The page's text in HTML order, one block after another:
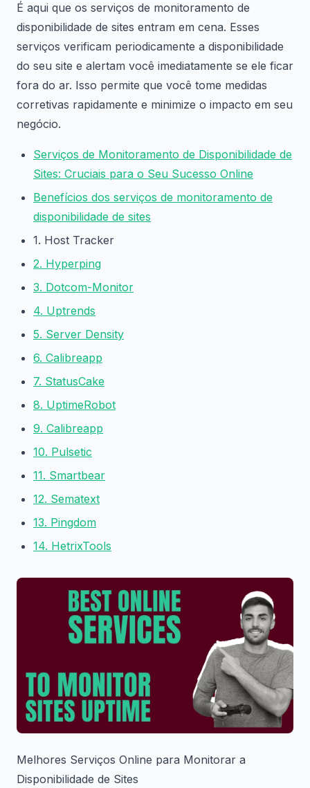
É aqui que os serviços de monitoramento de
disponibilidade de sites entram em cena. Esses
serviços verificam periodicamente a disponibilidade
do seu site e alertam você imediatamente se ele ficar
fora do ar. Isso permite que você tome medidas
corretivas rapidamente e minimize o impacto em seu
negócio.
Serviços de Monitoramento de Disponibilidade de
Sites: Cruciais para o Seu Sucesso Online
Benefícios dos serviços de monitoramento de
disponibilidade de sites
1. Host Tracker
2. Hyperping
3. Dotcom-Monitor
4. Uptrends
5. Server Density
6. Calibreapp
7. StatusCake
8. UptimeRobot
9. Calibreapp
10. Pulsetic
11. Smartbear
12. Sematext
13. Pingdom
14. HetrixTools
Melhores Serviços Online para Monitorar a
Disponibilidade de Sites